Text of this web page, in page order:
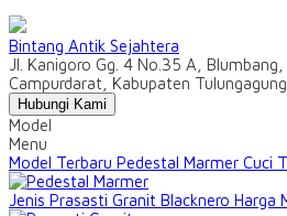
Bintang Antik Sejahtera
Jl. Kanigoro Gg. 4 No.35 A,
Campurdarat, Kabupaten
Hubungi Kami
Model
Menu
Model Terbaru Pedestal Marmer Cuci
Jenis Prasasti Granit Blacknero Harga